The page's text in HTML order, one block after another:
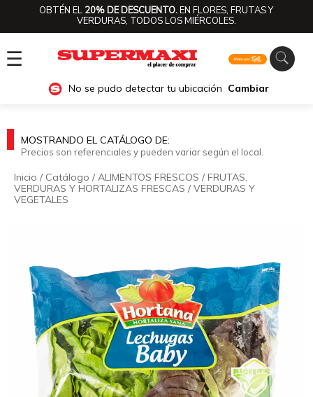
OBTÉN EL 20% DE DESCUENTO.EN FLORES, FRUTAS Y
VERDURAS, TODOS LOS MIÉRCOLES.
☰
No se pudo detectar tu ubicación Cambiar
MOSTRANDO EL CATÁLOGO DE:
Precios son referenciales y pueden variar según el local.
Inicio / Catálogo /ALIMENTOS FRESCOS / FRUTAS,
VERDURAS Y HORTALIZAS FRESCAS /VERDURAS Y
VEGETALES